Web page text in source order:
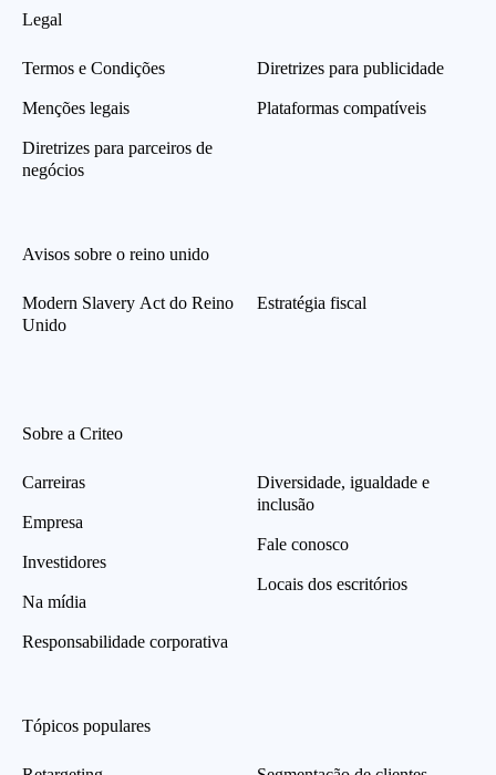
Legal
Termos e Condições
Menções legais
Diretrizes para parceiros de
negócios
Diretrizes para publicidade
Plataformas compatíveis
Avisos sobre o reino unido
Modern Slavery Act do Reino
Unido
Estratégia fiscal
Sobre a Criteo
Carreiras
Empresa
Investidores
Na mídia
Responsabilidade corporativa
Diversidade, igualdade e
inclusão
Fale conosco
Locais dos escritórios
Tópicos populares